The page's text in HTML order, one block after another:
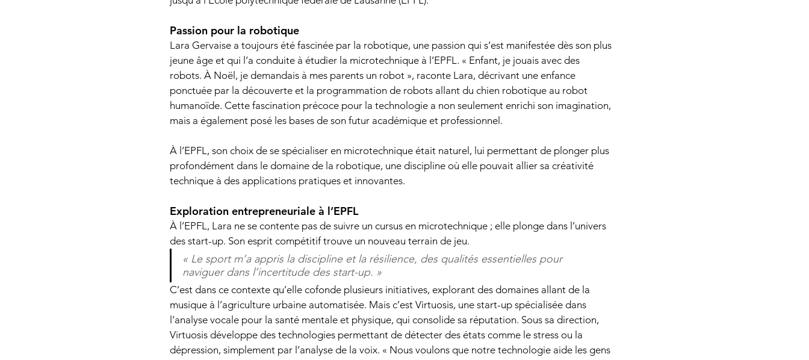
Passion pour la robotique
Lara Gervaise a toujours été fascinée par la robotique, une passion qui s’est manifestée dès son plus
jeune âge et qui l’a conduite à étudier la microtechnique à l’EPFL. « Enfant, je jouais avec des
robots. À Noël, je demandais à mes parents un robot », raconte Lara, décrivant une enfance
ponctuée par la découverte et la programmation de robots allant du chien robotique au robot
humanoïde. Cette fascination précoce pour la technologie a non seulement enrichi son imagination,
mais a également posé les bases de son futur académique et professionnel.
À l’EPFL, son choix de se spécialiser en microtechnique était naturel, lui permettant de plonger plus
profondément dans le domaine de la robotique, une discipline où elle pouvait allier sa créativité
technique à des applications pratiques et innovantes.
Exploration entrepreneuriale à l’EPFL
À l’EPFL, Lara ne se contente pas de suivre un cursus en microtechnique ; elle plonge dans l’univers
des start-up. Son esprit compétitif trouve un nouveau terrain de jeu.
« Le sport m’a appris la discipline et la résilience, des qualités essentielles pour
naviguer dans l’incertitude des start-up. »
C’est dans ce contexte qu’elle cofonde plusieurs initiatives, explorant des domaines allant de la
musique à l’agriculture urbaine automatisée. Mais c’est Virtuosis, une start-up spécialisée dans
l’analyse vocale pour la santé mentale et physique, qui consolide sa réputation. Sous sa direction,
Virtuosis développe des technologies permettant de détecter des états comme le stress ou la
dépression, simplement par l’analyse de la voix. « Nous voulons que notre technologie aide les gens